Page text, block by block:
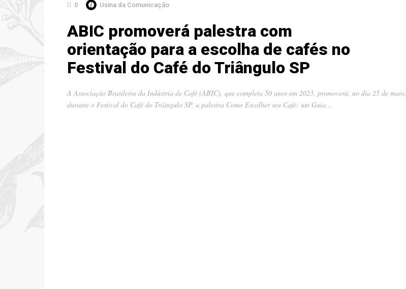
0 Usina da Comunicação
ABIC promoverá palestra com
orientação para a escolha de cafés no
Festival do Café do Triângulo SP
A Associação Brasileira da Indústria de Café (ABIC), que completa 50 anos em 2023, promoverá, no dia 25 de maio,
durante o Festival do Café do Triângulo SP, a palestra Como Escolher seu Café: um Guia…